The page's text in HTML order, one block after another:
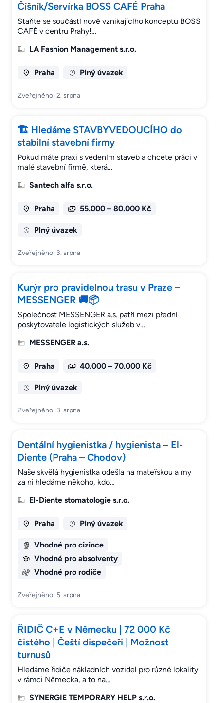
Číšník/Servírka BOSS CAFÉ Praha
Staňte se součástí nově vznikajícího konceptu BOSS
CAFÉ v centru Prahy!…
LA Fashion Management s.r.o.
Praha Plný úvazek
Zveřejněno: 2. srpna
🏗 Hledáme STAVBYVEDOUCÍHO do
stabilní stavební firmy
Pokud máte praxi s vedením staveb a chcete práci v
malé stavební firmě, která…
Santech alfa s.r.o.
Praha 55.000 – 80.000 Kč
Plný úvazek
Zveřejněno: 3. srpna
Kurýr pro pravidelnou trasu v Praze –
MESSENGER 🚚📦
Společnost MESSENGER a.s. patří mezi přední
poskytovatele logistických služeb v…
MESSENGER a.s.
Praha 40.000 – 70.000 Kč
Plný úvazek
Zveřejněno: 3. srpna
Dentální hygienistka / hygienista – El-
Diente (Praha – Chodov)
Naše skvělá hygienistka odešla na mateřskou a my
za ni hledáme někoho, kdo…
El-Diente stomatologie s.r.o.
Praha Plný úvazek
Vhodné pro cizince
Vhodné pro absolventy
Vhodné pro rodiče
Zveřejněno: 5. srpna
ŘIDIČ C+E v Německu | 72 000 Kč
čistého | Čeští dispečeři | Možnost
turnusů
Hledáme řidiče nákladních vozidel pro různé lokality
v rámci Německa, a to na…
SYNERGIE TEMPORARY HELP s.r.o.